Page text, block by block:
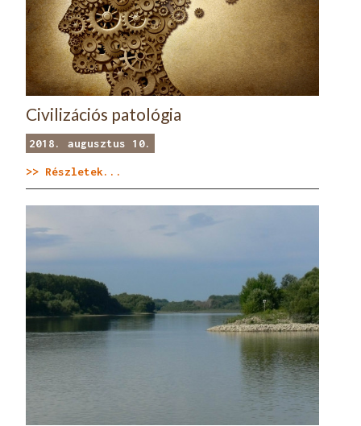
Civilizációs patológia
2018. augusztus 10.
>> Részletek...